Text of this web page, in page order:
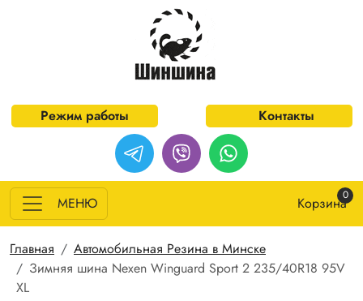
Перейти к основному содержанию
Режим работы Контакты
МЕНЮ Корзина0
Строка навигации
Главная
Автомобильная Резина в Минске
Зимняя шина Nexen Winguard Sport 2 235/40R18 95V
XL